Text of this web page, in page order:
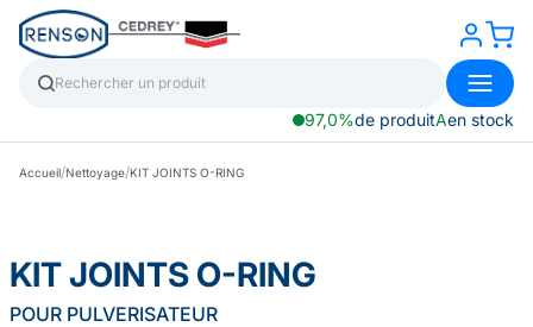
97,0%de produitAen stock
Accueil/Nettoyage/KIT JOINTS O-RING
KIT JOINTS O-RING
POUR PULVERISATEUR